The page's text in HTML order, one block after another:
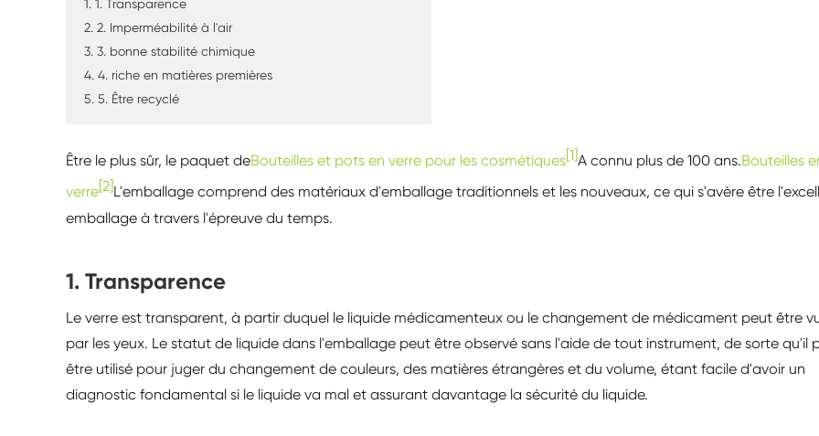
1. 1. Transparence
2. 2. Imperméabilité à l'air
3. 3. bonne stabilité chimique
4. 4. riche en matières premières
5. 5. Être recyclé
Être le plus sûr, le paquet deBouteilles et pots en verre pour les cosmétiques[1]A connu plus de 100 ans.Bouteilles
verre[2]L'emballage comprend des matériaux d'emballage traditionnels et les nouveaux, ce qui s'avère être
emballage à travers l'épreuve du temps.
1. Transparence
Le verre est transparent, à partir duquel le liquide médicamenteux ou le changement de médicament peut être
par les yeux. Le statut de liquide dans l'emballage peut être observé sans l'aide de tout instrument, de sorte qu'il
être utilisé pour juger du changement de couleurs, des matières étrangères et du volume, étant facile d'avoir un
diagnostic fondamental si le liquide va mal et assurant davantage la sécurité du liquide.